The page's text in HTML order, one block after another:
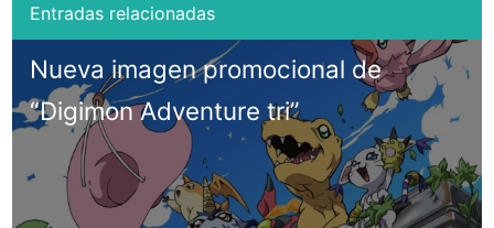
Nueva imagen promocional de
“Digimon Adventure tri”